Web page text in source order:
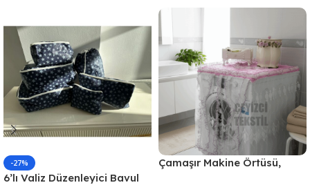
-27%
6’lı Valiz Düzenleyici Bavul
Çamaşır Makine Örtüsü,